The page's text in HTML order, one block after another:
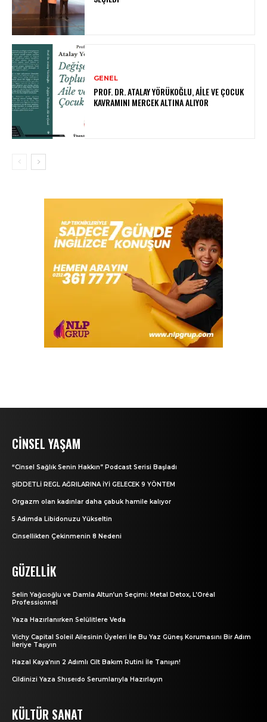
CINSEL YAŞAM
“Cinsel Sağlık Senin Hakkın” Podcast Serisi Başladı
ŞİDDETLİ REGL AĞRILARINA İYİ GELECEK 9 YÖNTEM
Orgazm olan kadınlar daha çabuk hamile kalıyor
5 Adımda Libidonuzu Yükseltin
Cinsellikten Çekinmenin 8 Nedeni
GÜZELLIK
Selin Yağcıoğlu ve Damla Altun’un Seçimi: Metal Detox, L’Oréal
Professionnel
Yaza Hazırlanırken Selülitlere Veda
Vichy Capital Soleil Ailesinin Üyeleri İle Bu Yaz Güneş Korumasını Bir Adım
İleriye Taşıyın
Hazal Kaya’nın 2 Adımlı Cilt Bakım Rutini İle Tanışın!
Cildinizi Yaza Shıseıdo Serumlarıyla Hazırlayın
KÜLTÜR SANAT